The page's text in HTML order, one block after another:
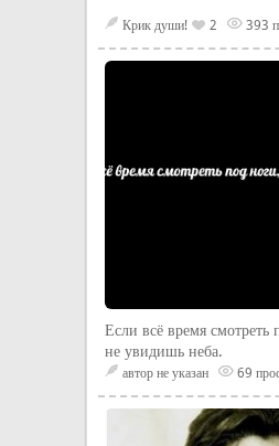
Крик души! 2 393
Если всё время смотреть
не увидишь неба.
автор не указан 69